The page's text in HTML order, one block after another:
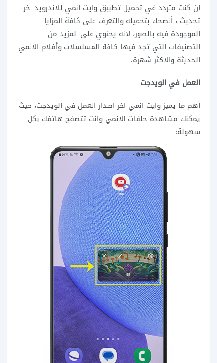
ان كنت متردد في تحميل تطبيق وايت انمي للاندرويد اخر
تحديث ، أنصحك بتحميله والتعرف على كافة المزايا
الموجودة فيه بالصور، لانه يحتوي على المزيد من
التصنيفات التي تجد فيها كافة المسلسلات وأفلام الانمي
الحديثة والاكثر شهرة.
العمل في الويدجت
أهم ما يميز وايت انمي اخر اصدار العمل في الويدجت، حيث
يمكنك مشاهدة حلقات الانمي وانت تتصفح هاتفك بكل
سهولة: